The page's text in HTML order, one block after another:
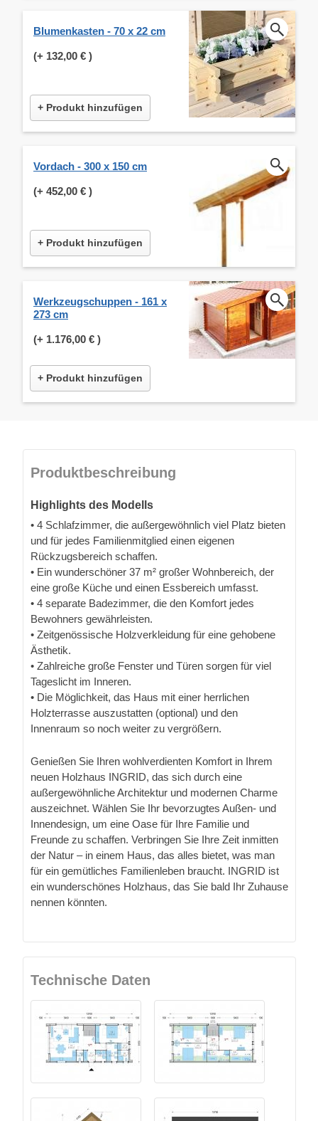
Blumenkasten - 70 x 22 cm
(+ 132,00 € )
+ Produkt hinzufügen
Vordach - 300 x 150 cm
(+ 452,00 € )
+ Produkt hinzufügen
Werkzeugschuppen - 161 x
273 cm
(+ 1.176,00 € )
+ Produkt hinzufügen
Produktbeschreibung
Highlights des Modells
• 4 Schlafzimmer, die außergewöhnlich viel Platz bieten
und für jedes Familienmitglied einen eigenen
Rückzugsbereich schaffen.
• Ein wunderschöner 37 m² großer Wohnbereich, der
eine große Küche und einen Essbereich umfasst.
• 4 separate Badezimmer, die den Komfort jedes
Bewohners gewährleisten.
• Zeitgenössische Holzverkleidung für eine gehobene
Ästhetik.
• Zahlreiche große Fenster und Türen sorgen für viel
Tageslicht im Inneren.
• Die Möglichkeit, das Haus mit einer herrlichen
Holzterrasse auszustatten (optional) und den
Innenraum so noch weiter zu vergrößern.
Genießen Sie Ihren wohlverdienten Komfort in Ihrem
neuen Holzhaus INGRID, das sich durch eine
außergewöhnliche Architektur und modernen Charme
auszeichnet. Wählen Sie Ihr bevorzugtes Außen- und
Innendesign, um eine Oase für Ihre Familie und
Freunde zu schaffen. Verbringen Sie Ihre Zeit inmitten
der Natur – in einem Haus, das alles bietet, was man
für ein gemütliches Familienleben braucht. INGRID ist
ein wunderschönes Holzhaus, das Sie bald Ihr Zuhause
nennen könnten.
Technische Daten